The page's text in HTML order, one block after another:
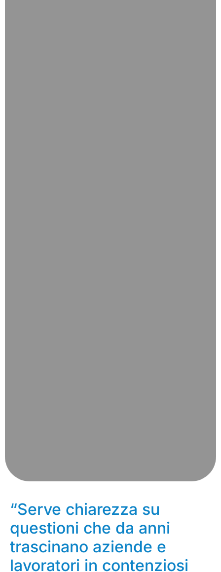
“Serve chiarezza su
questioni che da anni
trascinano aziende e
lavoratori in contenziosi